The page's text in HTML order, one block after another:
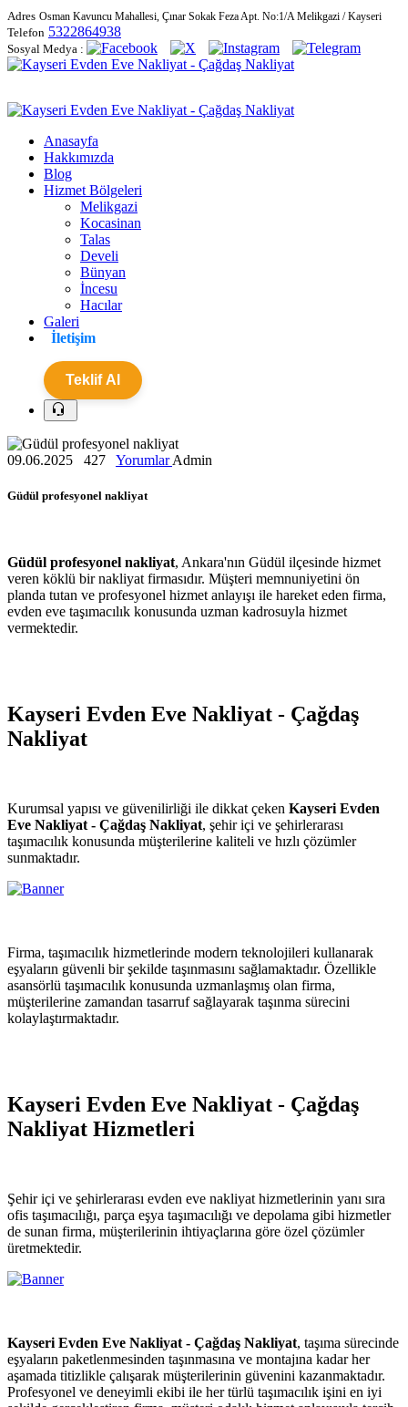
Adres Osman Kavuncu Mahallesi, Çınar Sokak Feza Apt. No:1/A Melikgazi / Kayseri
Telefon 5322864938
Sosyal Medya :
Anasayfa
Hakkımızda
Blog
Hizmet Bölgeleri
Melikgazi
Kocasinan
Talas
Develi
Bünyan
İncesu
Hacılar
Galeri
İletişim
Teklif Al
09.06.2025 427 YorumlarAdmin
Güdül profesyonel nakliyat
Güdül profesyonel nakliyat, Ankara'nın Güdül ilçesinde hizmet
veren köklü bir nakliyat firmasıdır. Müşteri memnuniyetini ön
planda tutan ve profesyonel hizmet anlayışı ile hareket eden firma,
evden eve taşımacılık konusunda uzman kadrosuyla hizmet
vermektedir.
Kayseri Evden Eve Nakliyat - Çağdaş
Nakliyat
Kurumsal yapısı ve güvenilirliği ile dikkat çeken Kayseri Evden
Eve Nakliyat - Çağdaş Nakliyat, şehir içi ve şehirlerarası
taşımacılık konusunda müşterilerine kaliteli ve hızlı çözümler
sunmaktadır.
Firma, taşımacılık hizmetlerinde modern teknolojileri kullanarak
eşyaların güvenli bir şekilde taşınmasını sağlamaktadır. Özellikle
asansörlü taşımacılık konusunda uzmanlaşmış olan firma,
müşterilerine zamandan tasarruf sağlayarak taşınma sürecini
kolaylaştırmaktadır.
Kayseri Evden Eve Nakliyat - Çağdaş
Nakliyat Hizmetleri
Şehir içi ve şehirlerarası evden eve nakliyat hizmetlerinin yanı sıra
ofis taşımacılığı, parça eşya taşımacılığı ve depolama gibi hizmetler
de sunan firma, müşterilerinin ihtiyaçlarına göre özel çözümler
üretmektedir.
Kayseri Evden Eve Nakliyat - Çağdaş Nakliyat, taşıma sürecinde
eşyaların paketlenmesinden taşınmasına ve montajına kadar her
aşamada titizlikle çalışarak müşterilerinin güvenini kazanmaktadır.
Profesyonel ve deneyimli ekibi ile her türlü taşımacılık işini en iyi